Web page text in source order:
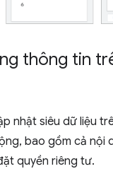
thông tin
nhật siêu dữ liệu
bao gồm cả nội
quyền riêng tư.